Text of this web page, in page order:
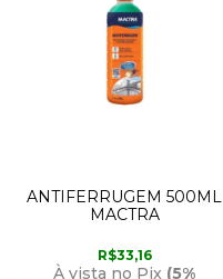
ANTIFERRUGEM 500ML
MACTRA
R$33,16
À vista no Pix (5%